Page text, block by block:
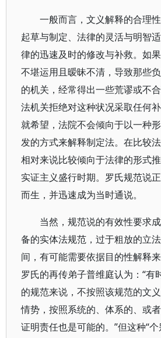
一般而言，文义解释的合理
起草与制定、法律的灵活与明智
律的迅速及时的修改与补救。如
不堪运用且暧昧不清，导致那些
的机关，经常得出一些荒谬或不
法机关拒绝对这种状况采取任何
就希望，法院不会倾向于以一种
发的方式来解释制定法。在比较
相对来说比较倾向于法律的形式
实证主义盛行时期。罗氏规范说
而生，并迅速成为当时通说。
当然，规范说的有效性要求
备的实体法规范，过于粗放的立
间，有可能需要依据目的性解释来
罗氏的再传弟子普维庭认为：“有
的规范来说，不按照该规范的文
情势，按照系统的、体系的、或
证明责任也是可能的。”但这种“